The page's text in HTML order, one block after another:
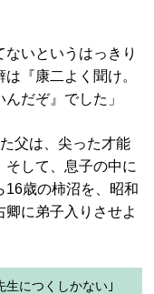
いというはっきり
『康二よく聞け。
だぞ』でした」
父は、尖った才能
そして、息子の中に
16歳の柿沼を、昭和
に弟子入りさせよ
生につくしかない｣